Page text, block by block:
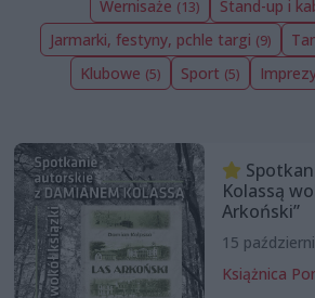
Wernisaże (13) Stand-up i
Jarmarki, festyny, pchle targi (9)
Klubowe (5) Sport (5)
Kolassą
Arkoński”
15
Książnica